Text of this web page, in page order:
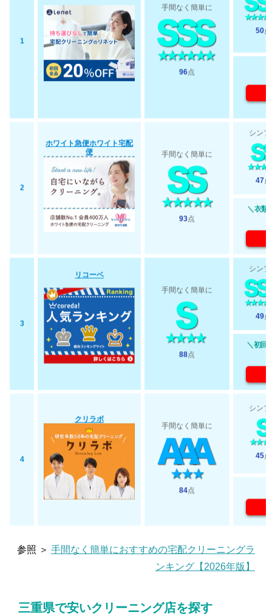
1
手間なく簡単に
96点
50点
2
ホワイト急便ホワイト宅配
便
手間なく簡単に
93点
シン
47点
＼衣類
3
リコーベ
手間なく簡単に
88点
シン
49点
＼初回
4
クリラボ
手間なく簡単に
84点
シン
45点
参照 ＞ 手間なく簡単におすすめの宅配クリーニングラ
ンキング【2026年版】
三重県で安いクリーニング店を探す